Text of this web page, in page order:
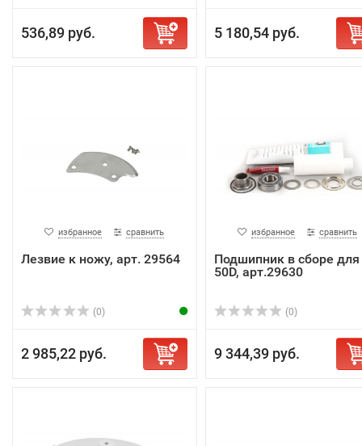
536,89 руб. 5 180,54 руб.
избранное сравнить
Лезвие к ножу, арт. 29564
(0)
2 985,22 руб.
избранное сравнить
Подшипник в сборе для
50D, арт.29630
(0)
9 344,39 руб.